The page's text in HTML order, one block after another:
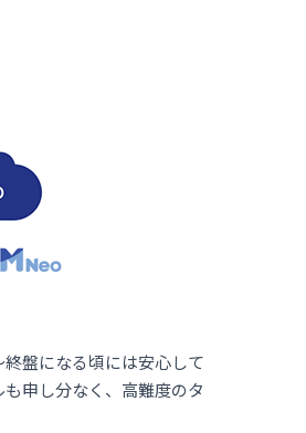
終盤になる頃には安心して
申し分なく、高難度のタ